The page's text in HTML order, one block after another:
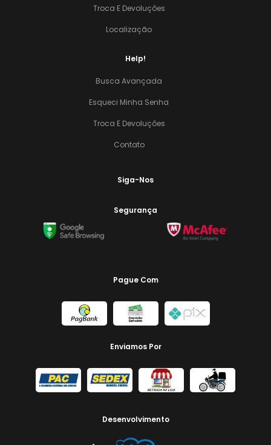
Troca E Devoluções
Localização
Help!
Busca Avançada
Esqueci Minha Senha
Troca E Devoluções
Contato
Siga-Nos
Segurança
Pague Com
Enviamos Por
Desenvolvimento